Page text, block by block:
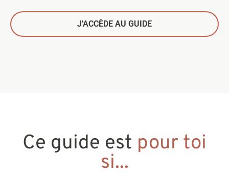
J'ACCÈDE AU GUIDE
Ce guide est pour toi
si...